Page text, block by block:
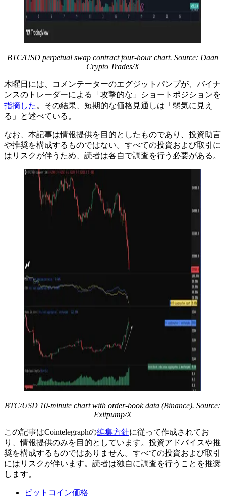
BTC/USD perpetual swap contract four-hour chart. Source: Daan
Crypto Trades/X
木曜日には、コメンテーターのエグジットパンプが、バイナ
ンスのトレーダーによる「攻撃的な」ショートポジションを
指摘した 。その結果、短期的な価格見通しは「弱気に見え
る」と述べている。
なお、本記事は情報提供を目的としたものであり、投資助言
や推奨を構成するものではない。すべての投資および取引に
はリスクが伴うため、読者は各自で調査を行う必要がある。
BTC/USD 10-minute chart with order-book data (Binance). Source:
Exitpump/X
この記事はCointelegraphの編集方針に従って作成されてお
り、情報提供のみを目的としています。投資アドバイスや推
奨を構成するものではありません。すべての投資および取引
にはリスクが伴います。読者は独自に調査を行うことを推奨
します。
ビットコイン価格